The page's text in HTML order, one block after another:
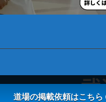
道場の掲載依頼はこちら